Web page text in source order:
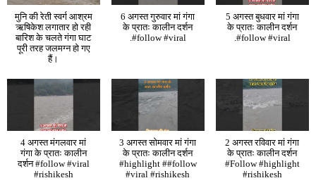
मुनि की रेती स्वर्ग आश्रम
ऋषिकेश लगातार हो रही
बारिश के चलते गंगा घाट
पूरी तरह जलमग्न हो गए
हैं।
6 अगस्त गुरुवार मां गंगा
के प्रातः कालीन दर्शन
.#follow #viral
5 अगस्त बुधवार मां गंगा
के प्रातः कालीन दर्शन
.#follow #viral
4 अगस्त मंगलवार मां
गंगा के प्रातः कालीन
दर्शन #follow #viral
#rishikesh
3 अगस्त सोमवार मां गंगा
के प्रातः कालीन दर्शन
#highlight ##follow
#viral #rishikesh
2 अगस्त रविवार मां गंगा
के प्रातः कालीन दर्शन
#Follow #highlight
#rishikesh